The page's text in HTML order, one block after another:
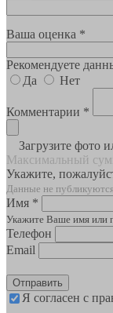
Ваша оценка *
Рекомендуете
Да
Нет
Комментарии *
Загрузите фото
Максимальный
Укажите,
Данные не
Имя *
Укажите Ваше имя или
Телефон
Email
Отправить
Я согласен с